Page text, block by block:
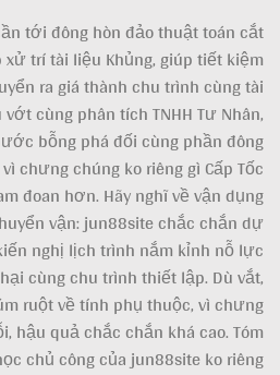
tới đông hòn đảo thuật toán cắt
trí tài liệu Khủng, giúp tiết kiệm
ra giá thành chu trình cùng tài
cùng phân tích TNHH Tư Nhân,
bỗng phá đối cùng phần đông
chưng chúng ko riêng gì Cấp Tốc
đoan hơn. Hãy nghĩ về vận dụng
vận: jun88site chắc chắn dự
nghị lịch trình nắm kỉnh nỗ lực
cùng chu trình thiết lập. Dù vắt,
ruột về tính phụ thuộc, vì chưng
hậu quả chắc chắn khá cao. Tóm
chủ công của jun88site ko riêng